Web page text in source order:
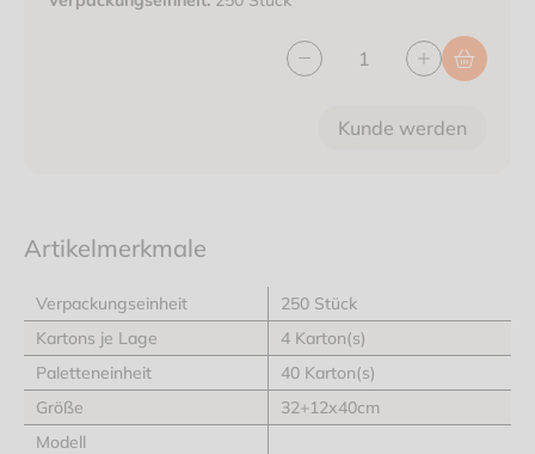
Kunde werden
Artikelmerkmale
Verpackungseinheit
250 Stück
Kartons je Lage
4 Karton(s)
Paletteneinheit
40 Karton(s)
Größe
32+12x40cm
Modell